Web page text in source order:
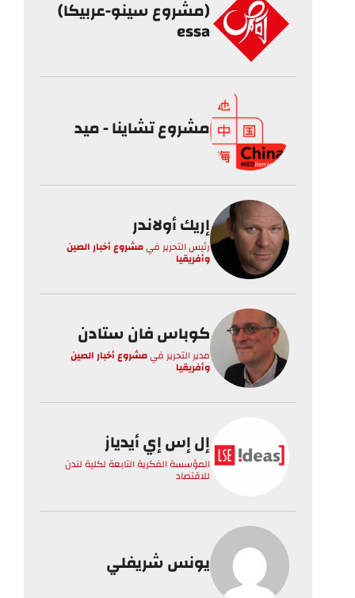
(مشروع سينو-عربيكا)
essa
مشروع تشاينا - ميد
إريك أولاندر
رئيس التحرير فيمشروع أخبار الصين
وأفريقيا
كوباس فان ستادن
مدير التحرير فيمشروع أخبار الصين
وأفريقيا
إل إس إي أيدياز
المؤسسة الفكرية التابعة لكلية لندن
للاقتصاد
يونس شريفلي